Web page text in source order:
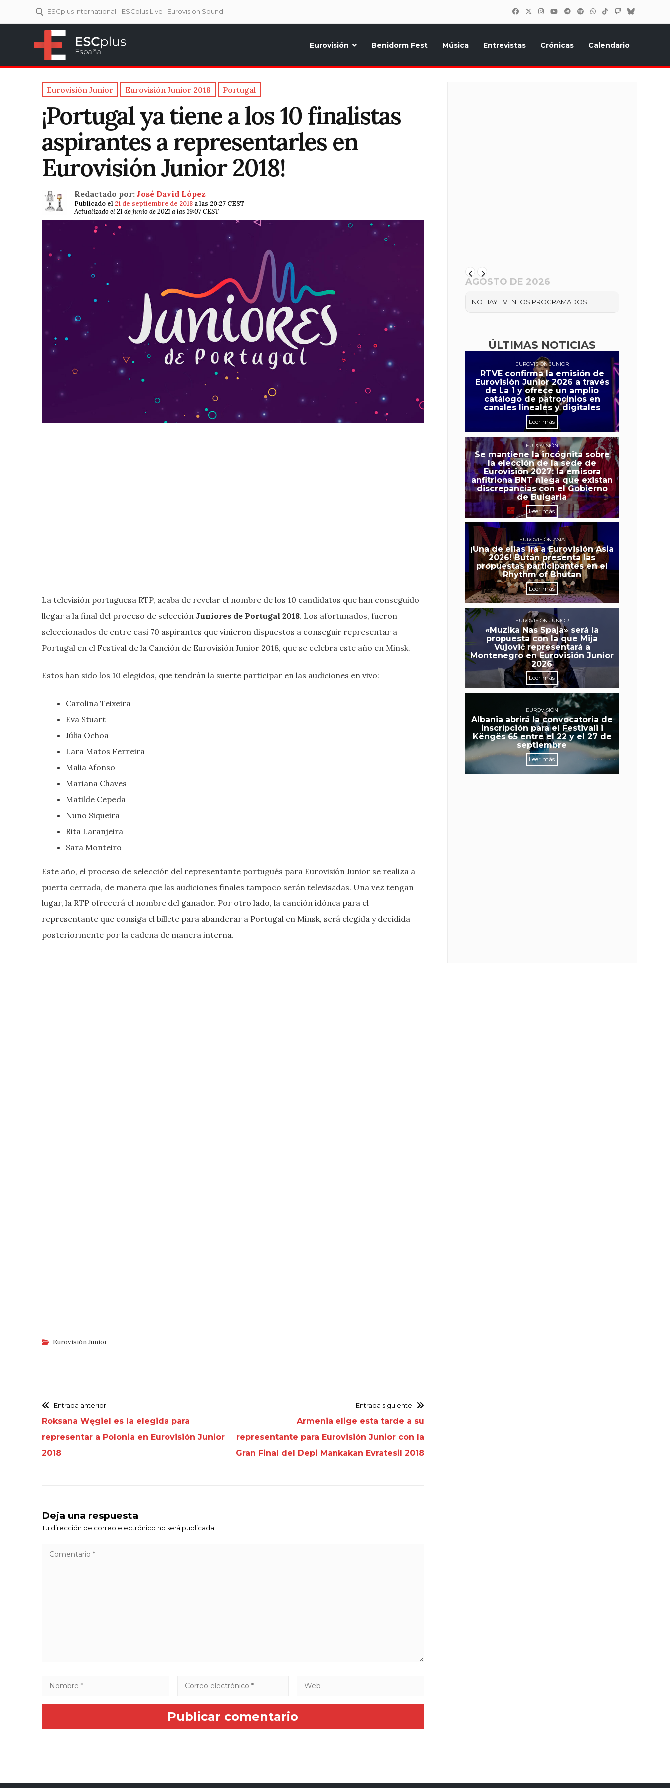
ESCplus International ESCplus Live Eurovision Sound
Eurovisión Benidorm Fest Música Entrevistas Crónicas Calendario
Eurovisión Junior Eurovisión Junior 2018 Portugal
¡Portugal ya tiene a los 10 finalistas
aspirantes a representarles en
Eurovisión Junior 2018!
Redactado por: José David López
Publicado el 21 de septiembre de 2018 a las 20:27 CEST
Actualizado el 21 de junio de 2021 a las 19:07 CEST
La televisión portuguesa RTP, acaba de revelar el nombre de los 10 candidatos que han conseguido
llegar a la final del proceso de selección Juniores de Portugal 2018. Los afortunados, fueron
seleccionados de entre casi 70 aspirantes que vinieron dispuestos a conseguir representar a
Portugal en el Festival de la Canción de Eurovisión Junior 2018, que se celebra este año en Minsk.
Estos han sido los 10 elegidos, que tendrán la suerte participar en las audiciones en vivo:
Carolina Teixeira
Eva Stuart
Júlia Ochoa
Lara Matos Ferreira
Malia Afonso
Mariana Chaves
Matilde Cepeda
Nuno Siqueira
Rita Laranjeira
Sara Monteiro
Este año, el proceso de selección del representante portugués para Eurovisión Junior se realiza a
puerta cerrada, de manera que las audiciones finales tampoco serán televisadas. Una vez tengan
lugar, la RTP ofrecerá el nombre del ganador. Por otro lado, la canción idónea para el
representante que consiga el billete para abanderar a Portugal en Minsk, será elegida y decidida
posteriormente por la cadena de manera interna.
Eurovisión Junior
Entrada anterior
Roksana Węgiel es la elegida para
representar a Polonia en Eurovisión Junior
2018
Entrada siguiente
Armenia elige esta tarde a su
representante para Eurovisión Junior con la
Gran Final del Depi Mankakan Evratesil 2018
Deja una respuesta
Tu dirección de correo electrónico no será publicada.
AGOSTO DE 2026
NO HAY EVENTOS PROGRAMADOS
ÚLTIMAS NOTICIAS
EUROVISIÓN JUNIOR
RTVE confirma la emisión de
Eurovisión Junior 2026 a través
de La 1 y ofrece un amplio
catálogo de patrocinios en
canales lineales y digitales
Leer más
EUROVISIÓN
Se mantiene la incógnita sobre
la elección de la sede de
Eurovisión 2027: la emisora
anfitriona BNT niega que existan
discrepancias con el Gobierno
de Bulgaria
Leer más
EUROVISIÓN ASIA
¡Una de ellas irá a Eurovisión Asia
2026! Bután presenta las
propuestas participantes en el
Rhythm of Bhutan
Leer más
EUROVISIÓN JUNIOR
«Muzika Nas Spaja» será la
propuesta con la que Mija
Vujović representará a
Montenegro en Eurovisión Junior
2026
Leer más
EUROVISIÓN
Albania abrirá la convocatoria de
inscripción para el Festivali i
Këngës 65 entre el 22 y el 27 de
septiembre
Leer más